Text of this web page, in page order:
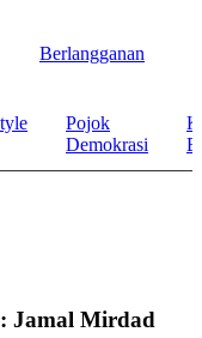
Berlangganan
Pojok
Demokrasi
Jamal Mirdad